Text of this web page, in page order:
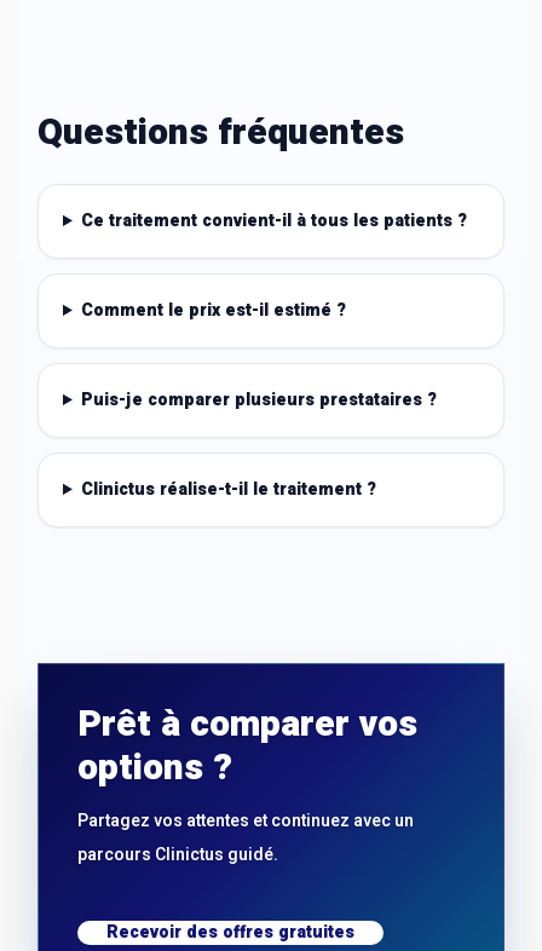
Questions fréquentes
Ce traitement convient-il à tous les patients ?
Comment le prix est-il estimé ?
Puis-je comparer plusieurs prestataires ?
Clinictus réalise-t-il le traitement ?
Prêt à comparer vos
options ?
Partagez vos attentes et continuez avec un
parcours Clinictus guidé.
Recevoir des offres gratuites